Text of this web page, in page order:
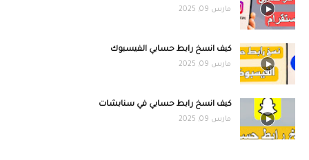
مارس 09, 2025
كيف انسخ رابط حسابي الفيسبوك
مارس 09, 2025
كيف انسخ رابط حسابي في سنابشات
مارس 09, 2025